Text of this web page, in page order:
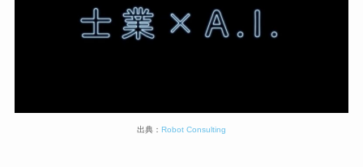
出典： Robot Consulting